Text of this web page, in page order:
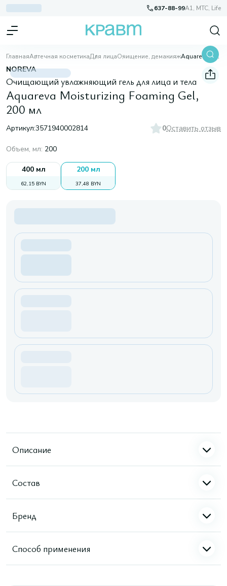
637-88-99A1, МТС, Life
ГлавнаяАптечная косметикаДля лицаОчищение, демакияж Aquareva Moisturizing Foaming Gel, 200 мл
NOREVA
Oчищающий увлажняющий гель для лица и тела
Aquareva Moisturizing Foaming Gel,
200 мл
Артикул:3571940002814 0Оставить отзыв
Объем, мл: 200
400 мл
62,15 BYN
200 мл
37,48 BYN
Описание
Состав
Бренд
Способ применения